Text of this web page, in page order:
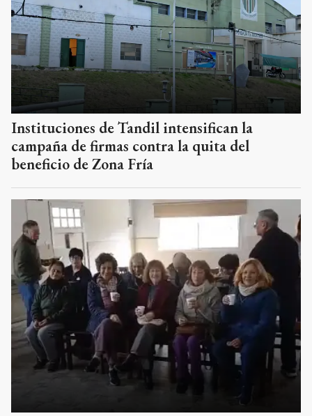
Instituciones de Tandil intensifican la
campaña de firmas contra la quita del
beneficio de Zona Fría